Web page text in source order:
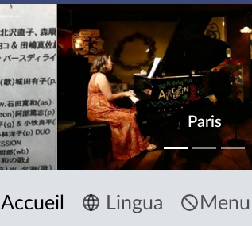
Paris
Accueil Lingua Menu